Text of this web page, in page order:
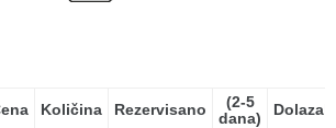
Količina Rezervisano
(2-5
dana)
Dolazak